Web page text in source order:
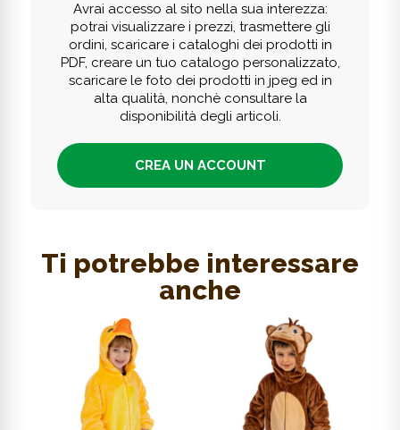
Avrai accesso al sito nella sua interezza:
potrai visualizzare i prezzi, trasmettere gli
ordini, scaricare i cataloghi dei prodotti in
PDF, creare un tuo catalogo personalizzato,
scaricare le foto dei prodotti in jpeg ed in
alta qualità, nonchè consultare la
disponibilità degli articoli.
CREA UN ACCOUNT
Ti potrebbe interessare
anche